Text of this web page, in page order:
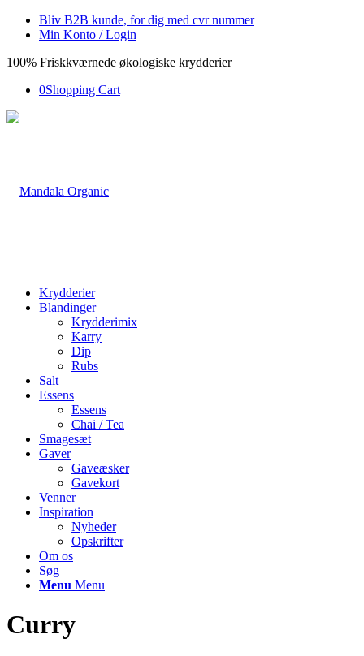
Bliv B2B kunde, for dig med cvr nummer
Min Konto / Login
100% Friskkværnede økologiske krydderier
0Shopping Cart
Krydderier
Blandinger
Krydderimix
Karry
Dip
Rubs
Salt
Essens
Essens
Chai / Tea
Smagesæt
Gaver
Gaveæsker
Gavekort
Venner
Inspiration
Nyheder
Opskrifter
Om os
Søg
Menu Menu
Curry